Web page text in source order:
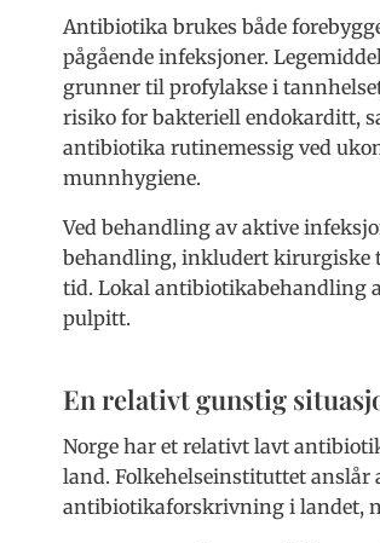
Antibiotika brukes både
pågående infeksjoner.
grunner til profylakse i
risiko for bakteriell endokarditt,
antibiotika rutinemessig ved
munnhygiene.
Ved behandling av aktive
behandling, inkludert kirurgiske
tid. Lokal antibiotikabehandling
pulpitt.
En relativt gunstig
Norge har et relativt lavt
land. Folkehelseinstituttet anslår
antibiotikaforskrivning i landet,